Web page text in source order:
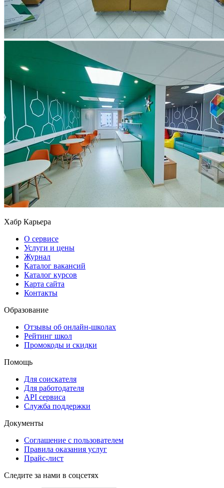
Хабр Карьера
О сервисе
Услуги и цены
Журнал
Каталог вакансий
Каталог курсов
Карта сайта
Контакты
Образование
Отзывы об онлайн-школах
Рейтинг школ
Промокоды и скидки
Помощь
Для соискателя
Для работодателя
API сервиса
Служба поддержки
Документы
Соглашение с пользователем
Правила оказания услуг
Прайс-лист
Следите за нами в соцсетях